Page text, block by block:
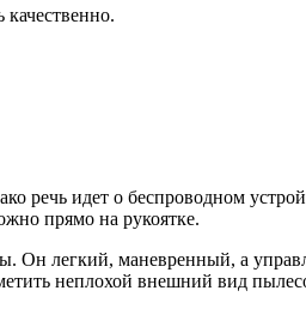
качественно.
идет о беспроводном
прямо на рукоятке.
Он легкий, маневренный, а
неплохой внешний вид